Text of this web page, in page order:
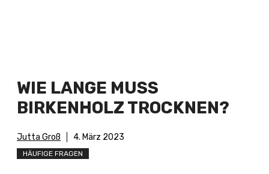
WIE LANGE MUSS
BIRKENHOLZ TROCKNEN?
Jutta Groß 4. März 2023
HÄUFIGE FRAGEN